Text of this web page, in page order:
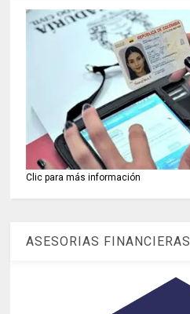
Clic para más información
ASESORIAS FINANCIERAS